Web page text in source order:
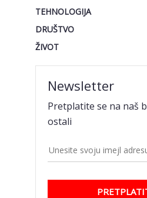
TEHNOLOGIJA
DRUŠTVO
ŽIVOT
Newsletter
Pretplatite se na naš
ostali